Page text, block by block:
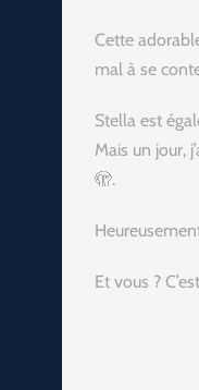
Cette
mal à se
Stella est
Mais un jour,
🫣.
Et vous ?